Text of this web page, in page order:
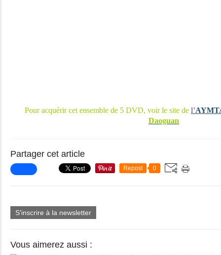
Pour acquérir cet ensemble de 5 DVD, voir le site de l’
Daoguan
Partager cet article
Repost 0
S'inscrire à la newsletter
Vous aimerez aussi :